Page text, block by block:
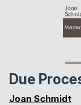
Due
Joan Schmidt